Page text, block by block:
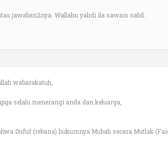
jawaban2nya. Wallahu yahdi ila sawais sabil.
wabarakatuh,
selalu menerangi anda dan keluarga,
Dufuf (rebana) hukumnya Mubah secara Mutlak